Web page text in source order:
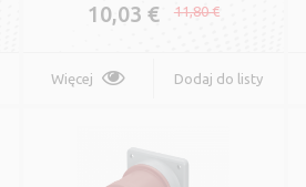
10,03 € 11,80 €
Więcej Dodaj do listy